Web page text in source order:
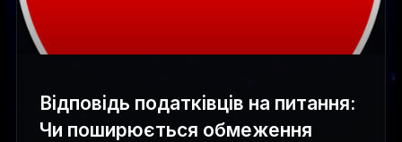
Відповідь податківців на питання:
Чи поширюється обмеження